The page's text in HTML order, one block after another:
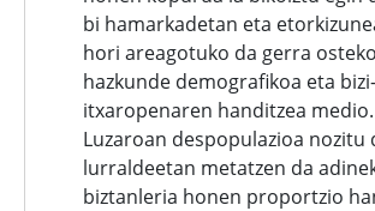
bi hamarkadetan eta
hori areagotuko da gerra osteko
hazkunde demografikoa eta bizi-
itxaropenaren handitzea medio.
Luzaroan despopulazioa nozitu
lurraldeetan metatzen da
biztanleria honen proportzio